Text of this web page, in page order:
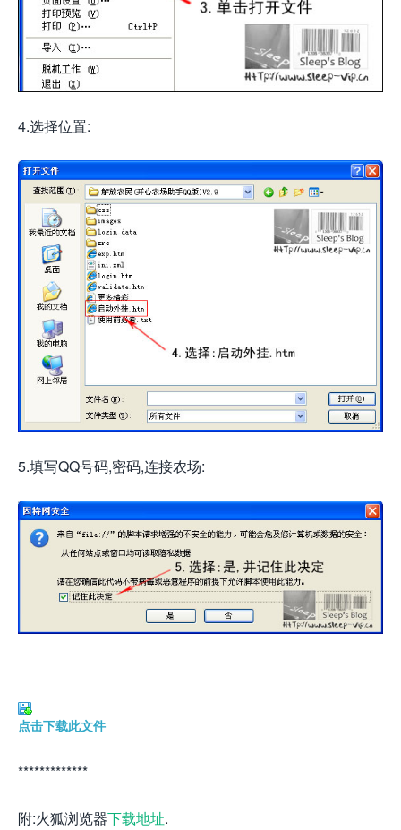
4.选择位置:
5.填写QQ号码,密码,连接农场:
点击下载此文件
*************
附:火狐浏览器下载地址.